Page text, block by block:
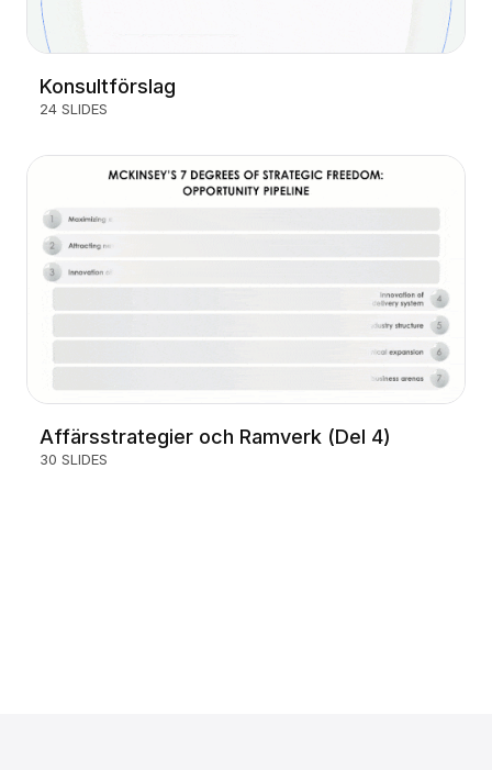
Konsultförslag
24 SLIDES
Affärsstrategier och Ramverk (Del 4)
30 SLIDES